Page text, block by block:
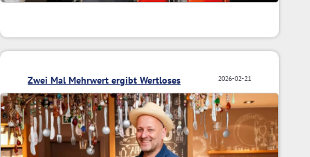
2026-02-21
Zwei Mal Mehrwert ergibt Wertloses